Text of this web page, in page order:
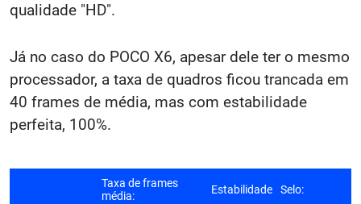
qualidade "HD".
Já no caso do POCO X6, apesar dele ter o mesmo
processador, a taxa de quadros ficou trancada em
40 frames de média, mas com estabilidade
perfeita, 100%.
Taxa de frames
média:
Estabilidade Selo: